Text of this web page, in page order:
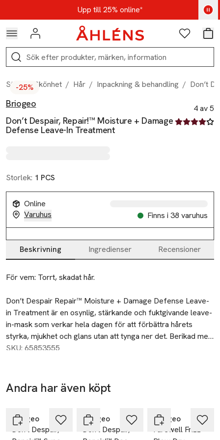
Hoppa till navigationsmenynUpp till 25% online*
Kod: AUG25 - Shoppa nu
Logga in Favoriter
Sök
Start / Skönhet / Hår / Inpackning & behandling / Don’t
Produktbilder
Hoppa över bildspelet
-25%
Briogeo
Don’t Despair, Repair!™ Moisture + Damage
Defense Leave-In Treatment
4 av 5
4 av fem
Storlek: 1 PCS
Online
Varuhus
Finns i 38 varuhus
Produktinformation
Beskrivning Ingredienser Recensioner
Beskrivning
För vem: Torrt, skadat hår.
Don’t Despair Repair™ Moisture​ + Damage Defense Leave-
in Treatment är en osynlig, stärkande och fuktgivande leave-
in-mask som verkar hela dagen för att förbättra hårets
styrka, mjukhet och glans utan att tynga ner det. Berikad med
ceramider, essentiella fettsyror och vitamin B för att
förseglar synligt upp till 100% av kluvna toppar efter två
användningar och skyddar håret mot framtida brott.
Användning: Applicera jämnt i nytvättat, fuktigt hår med fokus
på längderna till topparna.​ Kamma igenom och skölj inte ut.
SKU: 65853555
Andra har även köpt
Briogeo
Don't Despair,
-25%
Briogeo
Don't Despair,
Briogeo
Farewell Frizz™